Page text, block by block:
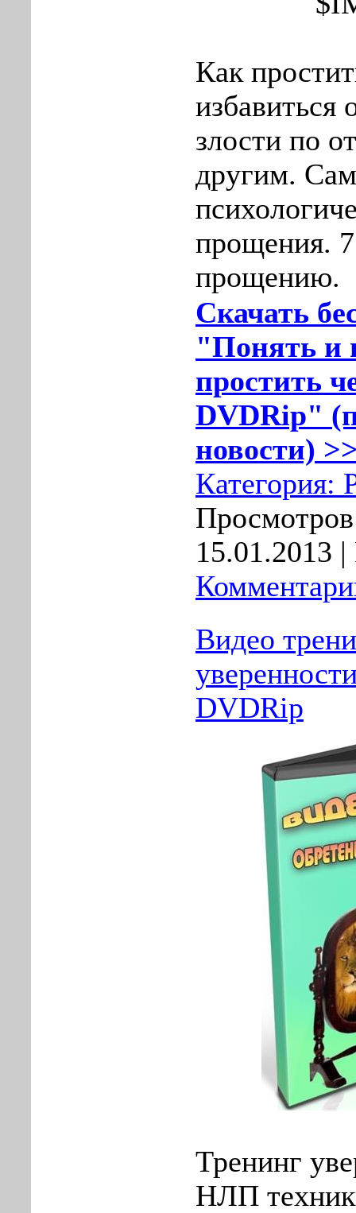
Как
избавиться
злости по
другим.
прощения.
прощению.
Скачать
"Понять и
простить
DVDRip"
новости)
Категория:
15.01.2013 |
Видео
DVDRip
Тренинг
НЛП